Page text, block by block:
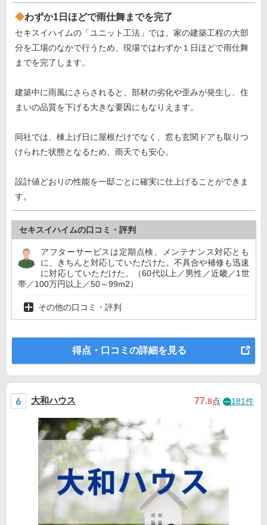
わずか1日ほどで雨仕舞までを完了
セキスイハイムの「ユニット工法」では、家の建築工程の大部
分を工場のなかで行うため、現場ではわずか１日ほどで雨仕舞
までを完了します。
建築中に雨風にさらされると、部材の劣化や歪みが発生し、住
まいの品質を下げる大きな要因にもなりえます。
同社では、棟上げ日に屋根だけでなく、窓も玄関ドアも取りつ
けられた状態となるため、雨天でも安心。
設計値どおりの性能を一邸ごとに確実に仕上げることができま
す。
セキスイハイムの口コミ・評判
アフターサービスは定期点検、メンテナンス対応とも
に、きちんと対応していただけた。不具合や補修も迅速
に対応していただけた。（60代以上／男性／近畿／1世
帯／100万円以上／50～99m2）
その他の口コミ・評判
得点・口コミの詳細を見る
大和ハウス 77.8点 181件